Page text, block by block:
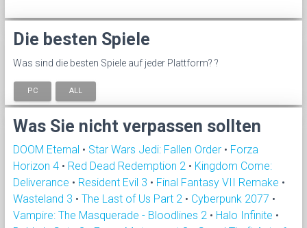
Die besten Spiele
Was sind die besten Spiele auf jeder Plattform? ?
PC ALL
Was Sie nicht verpassen sollten
DOOM Eternal • Star Wars Jedi: Fallen Order • Forza
Horizon 4 • Red Dead Redemption 2 • Kingdom Come:
Deliverance • Resident Evil 3 • Final Fantasy VII Remake •
Wasteland 3 • The Last of Us Part 2 • Cyberpunk 2077 •
Vampire: The Masquerade - Bloodlines 2 • Halo Infinite •